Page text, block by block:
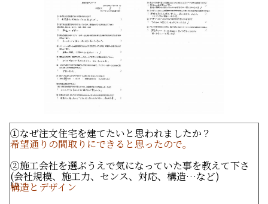
①なぜ注文住宅を建てたいと思われましたか？
希望通りの間取りにできると思ったので。
②施工会社を選ぶうえで気になっていた事を教えて下さ
い
(会社規模、施工力、センス、対応、構造…など)
構造とデザイン